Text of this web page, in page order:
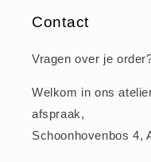
Contact
Vragen over je
Welkom in ons
afspraak,
Schoonhovenbos 4,